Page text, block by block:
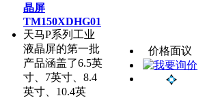
晶屏
TM150XDHG01
天马P系列工业
液晶屏的第一批
产品涵盖了6.5英
寸、7英寸、8.4
英寸、10.4英
价格面议